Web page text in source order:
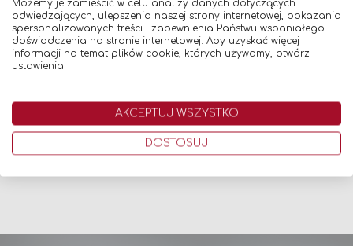
Możemy je zamieścić w celu analizy danych dotyczących
odwiedzających, ulepszenia naszej strony internetowej, pokazania
spersonalizowanych treści i zapewnienia Państwu wspaniałego
doświadczenia na stronie internetowej. Aby uzyskać więcej
informacji na temat plików cookie, których używamy, otwórz
ustawienia.
AKCEPTUJ WSZYSTKO
DOSTOSUJ
ZESTAW STARTOWY MIGOMAT – AKCESORIA
29,00 zł
Dodaj do koszyka